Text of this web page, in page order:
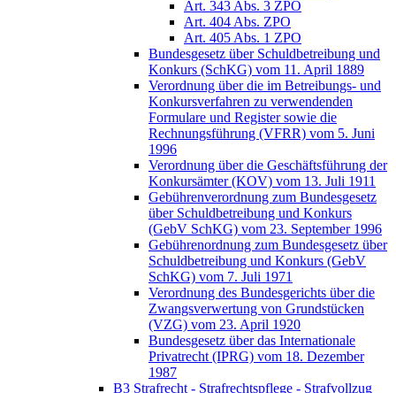
Art. 343 Abs. 3 ZPO
Art. 404 Abs. ZPO
Art. 405 Abs. 1 ZPO
Bundesgesetz über Schuldbetreibung und
Konkurs (SchKG) vom 11. April 1889
Verordnung über die im Betreibungs- und
Konkursverfahren zu verwendenden
Formulare und Register sowie die
Rechnungsführung (VFRR) vom 5. Juni
1996
Verordnung über die Geschäftsführung der
Konkursämter (KOV) vom 13. Juli 1911
Gebührenverordnung zum Bundesgesetz
über Schuldbetreibung und Konkurs
(GebV SchKG) vom 23. September 1996
Gebührenordnung zum Bundesgesetz über
Schuldbetreibung und Konkurs (GebV
SchKG) vom 7. Juli 1971
Verordnung des Bundesgerichts über die
Zwangsverwertung von Grundstücken
(VZG) vom 23. April 1920
Bundesgesetz über das Internationale
Privatrecht (IPRG) vom 18. Dezember
1987
B3 Strafrecht - Strafrechtspflege - Strafvollzug